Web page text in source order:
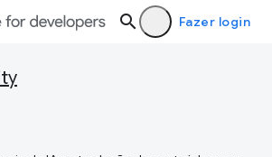
Fazer login